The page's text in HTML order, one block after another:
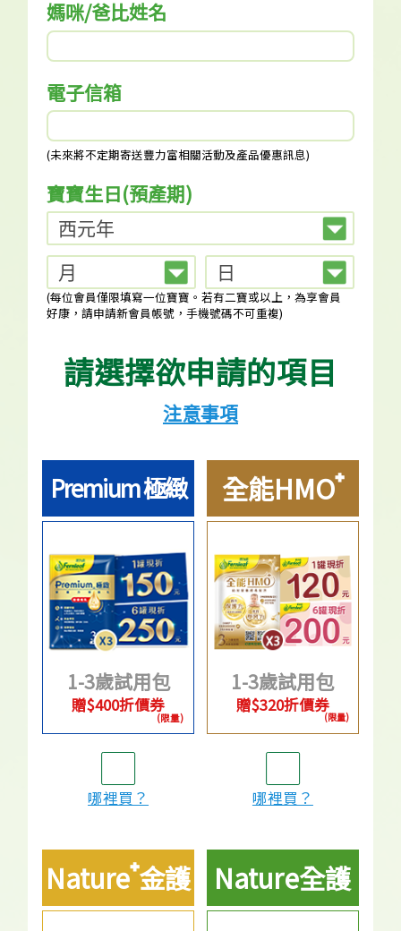
媽咪/爸比姓名
電子信箱
(未來將不定期寄送豐力富相關活動及產品優惠訊息)
寶寶生日(預產期)
(每位會員僅限填寫一位寶寶。若有二寶或以上，為享會員
好康，請申請新會員帳號，手機號碼不可重複)
請選擇欲申請的項目
注意事項
Premium 極緻
1-3歲試用包
贈$400折價券
(限量)
哪裡買？
全能HMO⁺
1-3歲試用包
贈$320折價券
(限量)
哪裡買？
Nature⁺金護 Nature全護